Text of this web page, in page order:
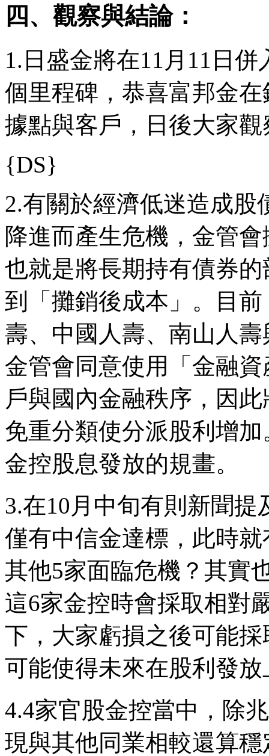
四、觀察與結論：
1.日盛金將在11月11日
個里程碑，恭喜富邦金
據點與客戶，日後大家
{DS}
2.有關於經濟低迷造成
降進而產生危機，金管
也就是將長期持有債券
到「攤銷後成本」。目
壽、中國人壽、南山人
金管會同意使用「金融
戶與國內金融秩序，因
免重分類使分派股利增
金控股息發放的規畫。
3.在10月中旬有則新聞
僅有中信金達標，此時
其他5家面臨危機？其實
這6家金控時會採取相對
下，大家虧損之後可能
可能使得未來在股利發
4.4家官股金控當中，除
現與其他同業相較還算